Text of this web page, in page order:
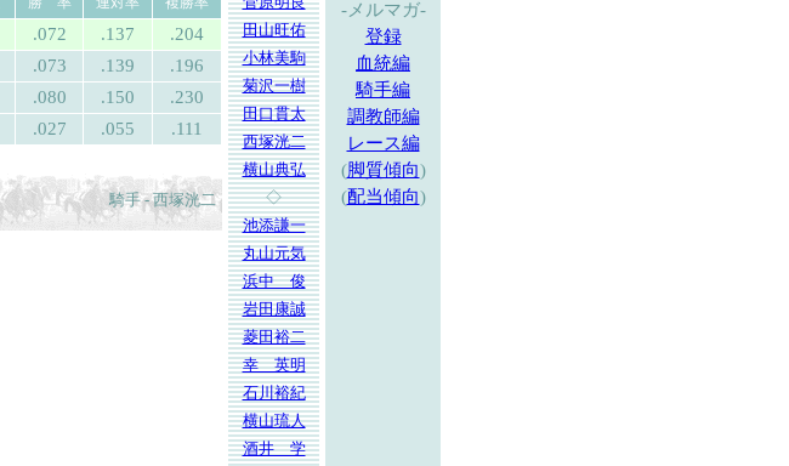
.072 .137 .204
.073 .139 .196
.080 .150 .230
.027 .055 .111
騎手 - 西塚洸二
田山旺佑
小林美駒
菊沢一樹
田口貫太
西塚洸二
横山典弘
◇
池添謙一
丸山元気
浜中 俊
岩田康誠
菱田裕二
幸 英明
石川裕紀
横山琉人
酒井 学
-メルマガ-
登録
血統編
騎手編
調教師編
レース編
(脚質傾向)
(配当傾向)